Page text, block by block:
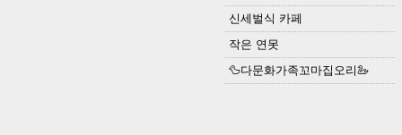
신세벌식 카페
작은 연못
🦆다문화가족꼬마집오리🦢